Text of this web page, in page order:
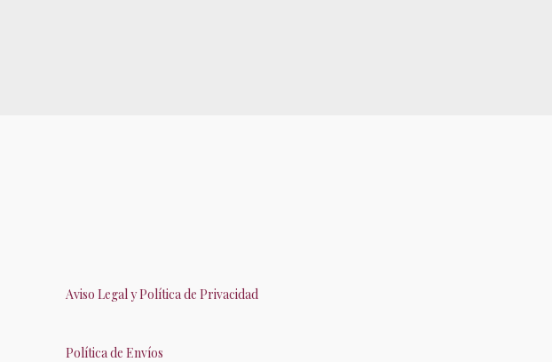
Aviso Legal y Política de Privacidad
Política de Envíos